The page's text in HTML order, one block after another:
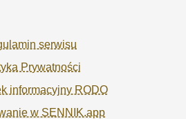
serwisu
Prywatności
informacyjny RODO
w SENNIK.app